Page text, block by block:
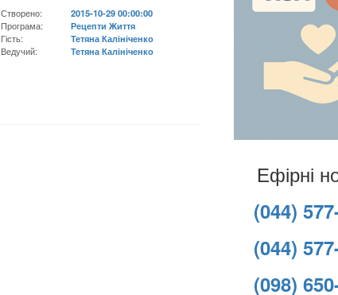
Створено:
2015-10-29 00:00:00
Програма:
Рецепти Життя
Гість:
Тетяна Калініченко
Ведучий:
Тетяна Калініченко
Ефірні
(044)
(044)
(098)